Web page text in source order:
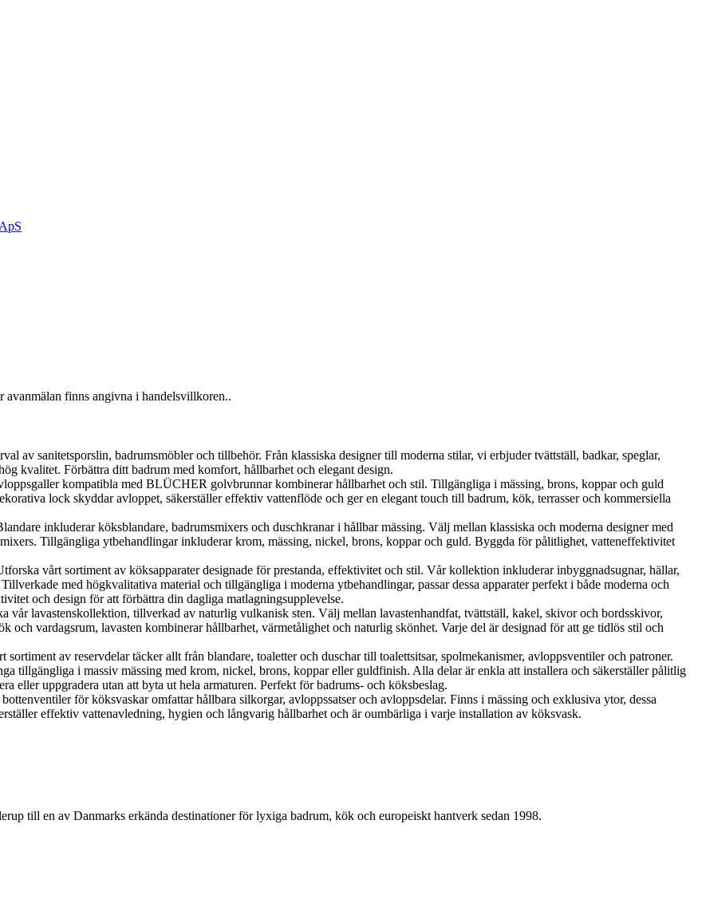
finns angivna i handelsvillkoren..
av sanitetsporslin, badrumsmöbler och tillbehör. Från klassiska designer till moderna stilar, vi erbjuder tvättställ, badkar, speglar,
kvalitet. Förbättra ditt badrum med komfort, hållbarhet och elegant design.
kompatibla med BLÜCHER golvbrunnar kombinerar hållbarhet och stil. Tillgängliga i mässing, brons, koppar och guld
lock skyddar avloppet, säkerställer effektiv vattenflöde och ger en elegant touch till badrum, kök, terrasser och kommersiella
inkluderar köksblandare, badrumsmixers och duschkranar i hållbar mässing. Välj mellan klassiska och moderna designer med
Tillgängliga ytbehandlingar inkluderar krom, mässing, nickel, brons, koppar och guld. Byggda för pålitlighet, vatteneffektivitet
vårt sortiment av köksapparater designade för prestanda, effektivitet och stil. Vår kollektion inkluderar inbyggnadsugnar, hällar,
med högkvalitativa material och tillgängliga i moderna ytbehandlingar, passar dessa apparater perfekt i både moderna och
och design för att förbättra din dagliga matlagningsupplevelse.
lavastenskollektion, tillverkad av naturlig vulkanisk sten. Välj mellan lavastenhandfat, tvättställ, kakel, skivor och bordsskivor,
och vardagsrum, lavasten kombinerar hållbarhet, värmetålighet och naturlig skönhet. Varje del är designad för att ge tidlös stil och
av reservdelar täcker allt från blandare, toaletter och duschar till toalettsitsar, spolmekanismer, avloppsventiler och patroner.
tillgängliga i massiv mässing med krom, nickel, brons, koppar eller guldfinish. Alla delar är enkla att installera och säkerställer pålitlig
eller uppgradera utan att byta ut hela armaturen. Perfekt för badrums- och köksbeslag.
för köksvaskar omfattar hållbara silkorgar, avloppssatser och avloppsdelar. Finns i mässing och exklusiva ytor, dessa
effektiv vattenavledning, hygien och långvarig hållbarhet och är oumbärliga i varje installation av köksvask.
till en av Danmarks erkända destinationer för lyxiga badrum, kök och europeiskt hantverk sedan 1998.